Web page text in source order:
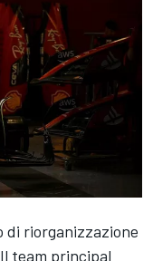
di riorganizzazione
team principal